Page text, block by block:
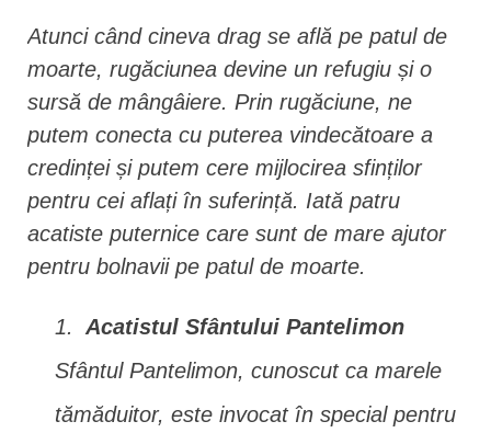
Atunci când cineva drag se află pe patul de
moarte, rugăciunea devine un refugiu și o
sursă de mângâiere. Prin rugăciune, ne
putem conecta cu puterea vindecătoare a
credinței și putem cere mijlocirea sfinților
pentru cei aflați în suferință. Iată patru
acatiste puternice care sunt de mare ajutor
pentru bolnavii pe patul de moarte.
Acatistul Sfântului Pantelimon
Sfântul Pantelimon, cunoscut ca marele
tămăduitor, este invocat în special pentru